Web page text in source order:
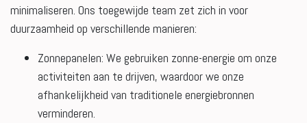
minimaliseren. Ons toegewijde team zet zich in voor
duurzaamheid op verschillende manieren:
Zonnepanelen: We gebruiken zonne-energie om onze
activiteiten aan te drijven, waardoor we onze
afhankelijkheid van traditionele energiebronnen
verminderen.